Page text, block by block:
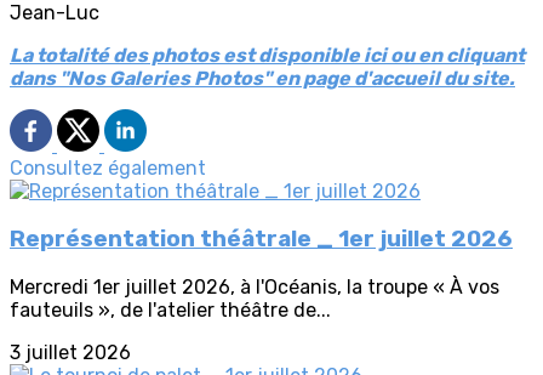
Jean-Luc
La totalité des photos est disponible ici ou en cliquant
dans "Nos Galeries Photos" en page d'accueil du site.
Consultez également
Représentation théâtrale _ 1er juillet 2026
Mercredi 1er juillet 2026, à l'Océanis, la troupe « À vos
fauteuils », de l'atelier théâtre de...
3 juillet 2026